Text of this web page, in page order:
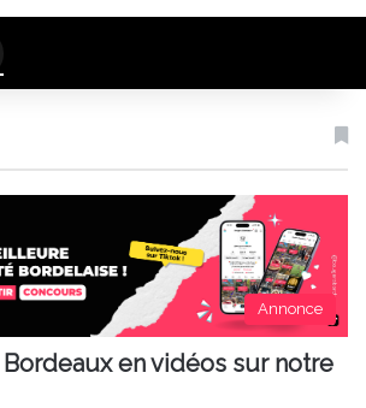
Annonce
en vidéos sur notre